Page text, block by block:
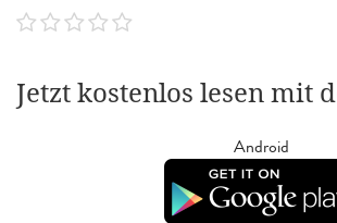
Jetzt kostenlos lesen mit
Android